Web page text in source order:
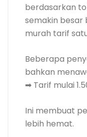
berdasarkan
semakin besar
murah tarif
Beberapa
bahkan
➡ Tarif mulai
Ini membuat
lebih hemat.